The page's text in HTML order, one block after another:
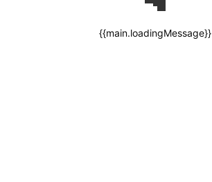
{{main.loadingMessage}}